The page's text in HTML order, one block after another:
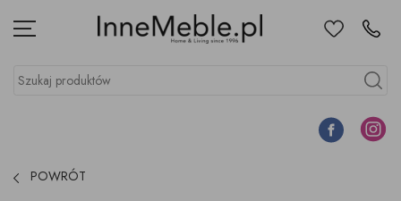
Menu UlubioneKontakt
Szukaj produktów
Szukaj
Facebook
POWRÓT